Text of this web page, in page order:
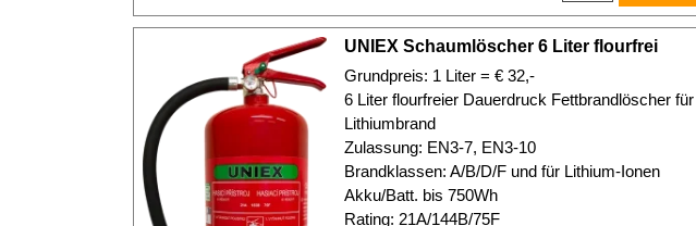
UNIEX Schaumlöscher 6 Liter flourfrei
Grundpreis: 1 Liter = € 32,-
6 Liter flourfreier Dauerdruck Fettbrandlöscher für
Lithiumbrand
Zulassung: EN3-7, EN3-10
Brandklassen: A/B/D/F und für Lithium-Ionen
Akku/Batt. bis 750Wh
Rating: 21A/144B/75F